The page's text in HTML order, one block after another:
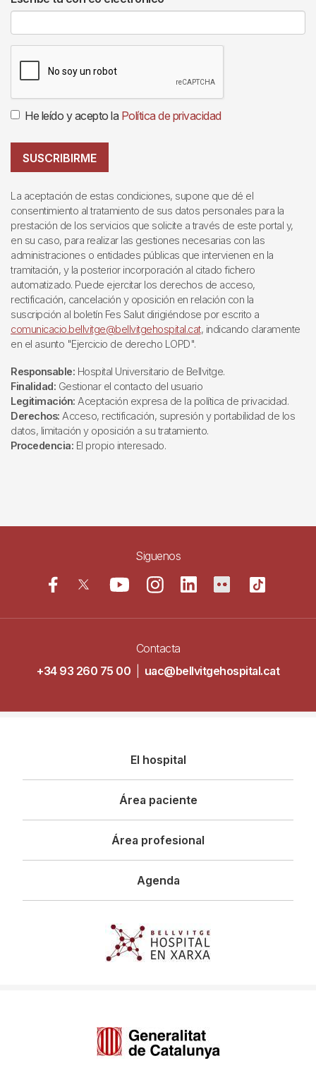
He leído y acepto la Política de privacidad
SUSCRIBIRME
La aceptación de estas condiciones, supone que dé el
consentimiento al tratamiento de sus datos personales para la
prestación de los servicios que solicite a través de este portal y,
en su caso, para realizar las gestiones necesarias con las
administraciones o entidades públicas que intervienen en la
tramitación, y la posterior incorporación al citado fichero
automatizado. Puede ejercitar los derechos de acceso,
rectificación, cancelación y oposición en relación con la
suscripción al boletín Fes Salut dirigiéndose por escrito a
comunicacio.bellvitge@bellvitgehospital.cat, indicando claramente
en el asunto "Ejercicio de derecho LOPD".
Responsable: Hospital Universitario de Bellvitge.
Finalidad: Gestionar el contacto del usuario
Legitimación: Aceptación expresa de la política de privacidad.
Derechos: Acceso, rectificación, supresión y portabilidad de los
datos, limitación y oposición a su tratamiento.
Procedencia: El propio interesado.
Siguenos
Contacta
+34 93 260 75 00
uac@bellvitgehospital.cat
principal
El hospital
Área paciente
Área profesional
Agenda